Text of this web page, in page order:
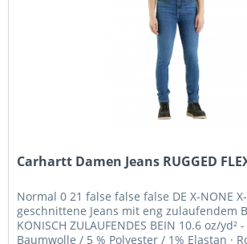
Carhartt Damen Jeans RUGGED
Normal 0 21 false false false DE X-NONE
geschnittene Jeans mit eng zulaufendem
KONISCH ZULAUFENDES BEIN 10.6 oz/yd²
Baumwolle / 5 % Polyester / 1% Elastan ·